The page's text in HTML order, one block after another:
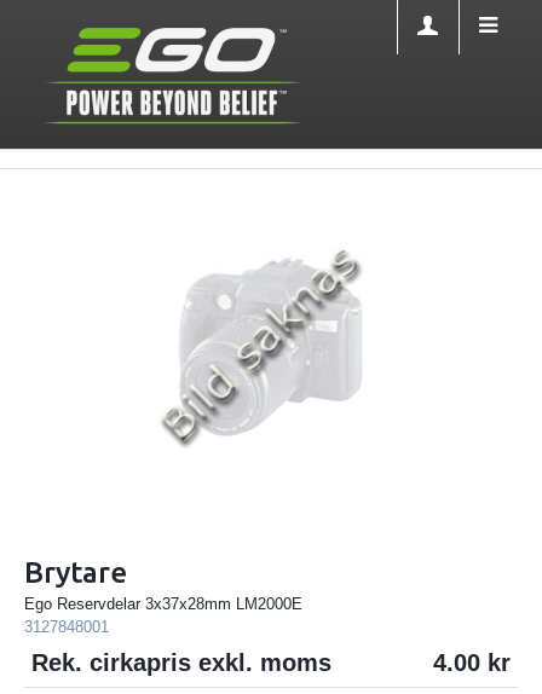
Brytare
Ego Reservdelar 3x37x28mm LM2000E
3127848001
Rek. cirkapris exkl. moms 4.00